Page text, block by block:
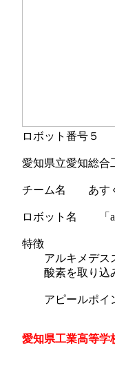
ロボット番号５
愛知県立愛知総合
チーム名 あす
ロボット名 「
特徴
アルキメデスス
酸素を取り込み
アピールポ
愛知県工業高等学